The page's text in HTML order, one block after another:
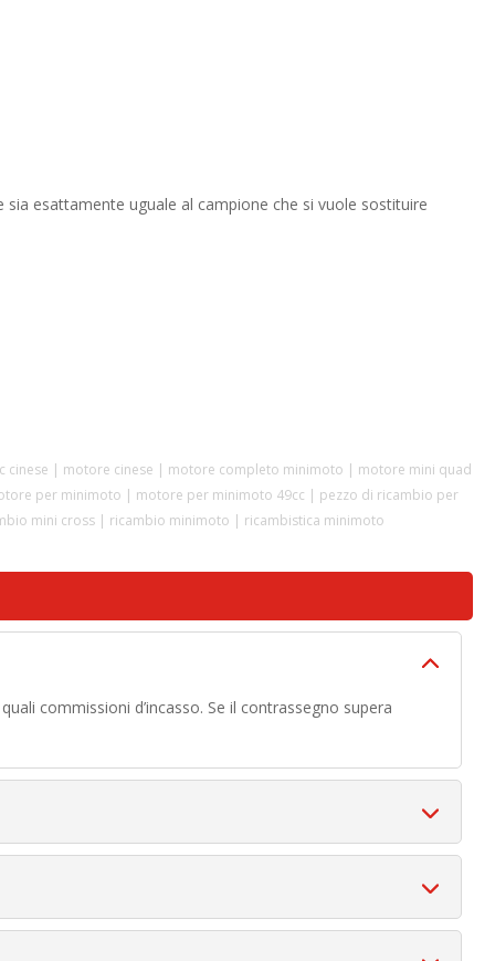
esattamente uguale al campione che si vuole sostituire
cinese | motore cinese | motore completo minimoto | motore mini quad
per minimoto | motore per minimoto 49cc | pezzo di ricambio per
mini cross | ricambio minimoto | ricambistica minimoto
commissioni d’incasso. Se il contrassegno supera